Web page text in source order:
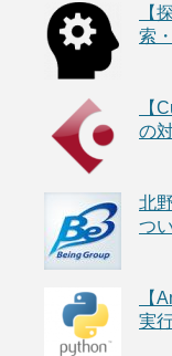
【
索
【
の
北
つ
【
実